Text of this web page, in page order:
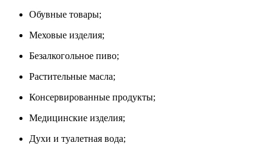
Обувные товары;
Меховые изделия;
Безалкогольное пиво;
Растительные масла;
Консервированные продукты;
Медицинские изделия;
Духи и туалетная вода;